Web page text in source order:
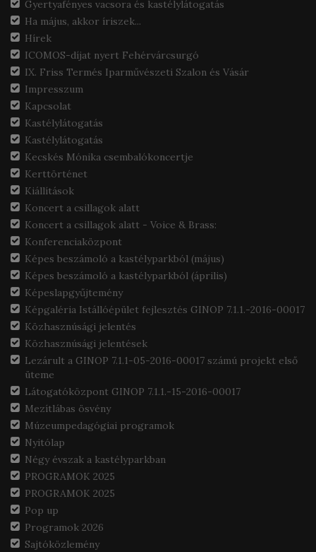
Gyertyafényes vacsora és kastélylátogatás
Ha május, akkor íriszek...
Hírek
ICOMOS-díjat nyert Fehérvárcsurgó
IX. Friss Termés Iparművészeti Szalon és Vásár
Impresszum
Kapcsolat
Kastélylátogatás
Kastélylátogatás
Kecskés Mónika csembalókoncertje
Kerttörténet
Kiállítások
Koncert a csillagok alatt
Koncert a csillagok alatt - Voice & Brass:
Konferenciaközpont
Képes beszámoló a kastélyparkból (május)
Képes beszámoló a kastélyparkból (április)
Képeslapgyűjtemény
Képgaléria Istállóépület fejlesztés GINOP 7.1.1.-2016-00017
Közhasznúsági jelentés
Közhasznúsági jelentések
Lezárult a GINOP 7.1.1-05-2016-00017 számú projekt első
üteme
Látogatóközpont GINOP 7.1.1.-15-2016-00017
Mezítlábas ösvény
Múzeumpedagógiai programok
Nyitólap
Négy évszak a kastélyparkban
PROGRAMOK 2025
PROGRAMOK 2025
Pop up
Programok 2026
Sajtóközlemény